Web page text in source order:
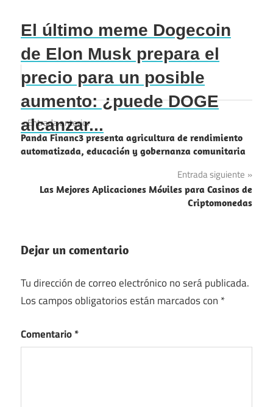
El último meme Dogecoin
de Elon Musk prepara el
precio para un posible
aumento: ¿puede DOGE
alcanzar...
Navegación
de
Entrada anterior
Panda Financ3 presenta agricultura de rendimiento
automatizada, educación y gobernanza comunitaria
Entrada siguiente
Las Mejores Aplicaciones Móviles para Casinos de
Criptomonedas
Dejar un comentario
Tu dirección de correo electrónico no será publicada.
Los campos obligatorios están marcados con *
Comentario*